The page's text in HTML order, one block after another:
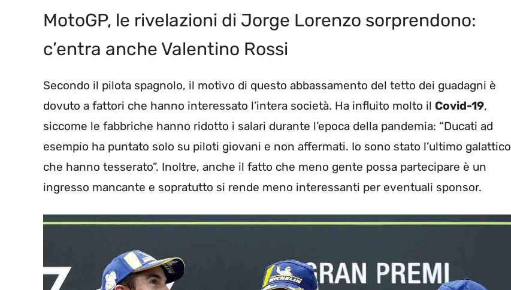
MotoGP, le rivelazioni di Jorge Lorenzo sorprendono:
c’entra anche Valentino Rossi
Secondo il pilota spagnolo, il motivo di questo abbassamento del tetto dei guadagni è
dovuto a fattori che hanno interessato l’intera società. Ha influito molto il Covid-19,
siccome le fabbriche hanno ridotto i salari durante l’epoca della pandemia: “Ducati ad
esempio ha puntato solo su piloti giovani e non affermati. Io sono stato l’ultimo galattico
che hanno tesserato”. Inoltre, anche il fatto che meno gente possa partecipare è un
ingresso mancante e sopratutto si rende meno interessanti per eventuali sponsor.